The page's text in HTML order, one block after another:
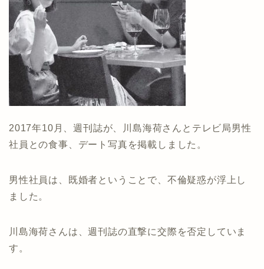
2017年10月、週刊誌が、川島海荷さんとテレビ局男性
社員との食事、デート写真を掲載しました。
男性社員は、既婚者ということで、不倫疑惑が浮上し
ました。
川島海荷さんは、週刊誌の直撃に交際を否定していま
す。